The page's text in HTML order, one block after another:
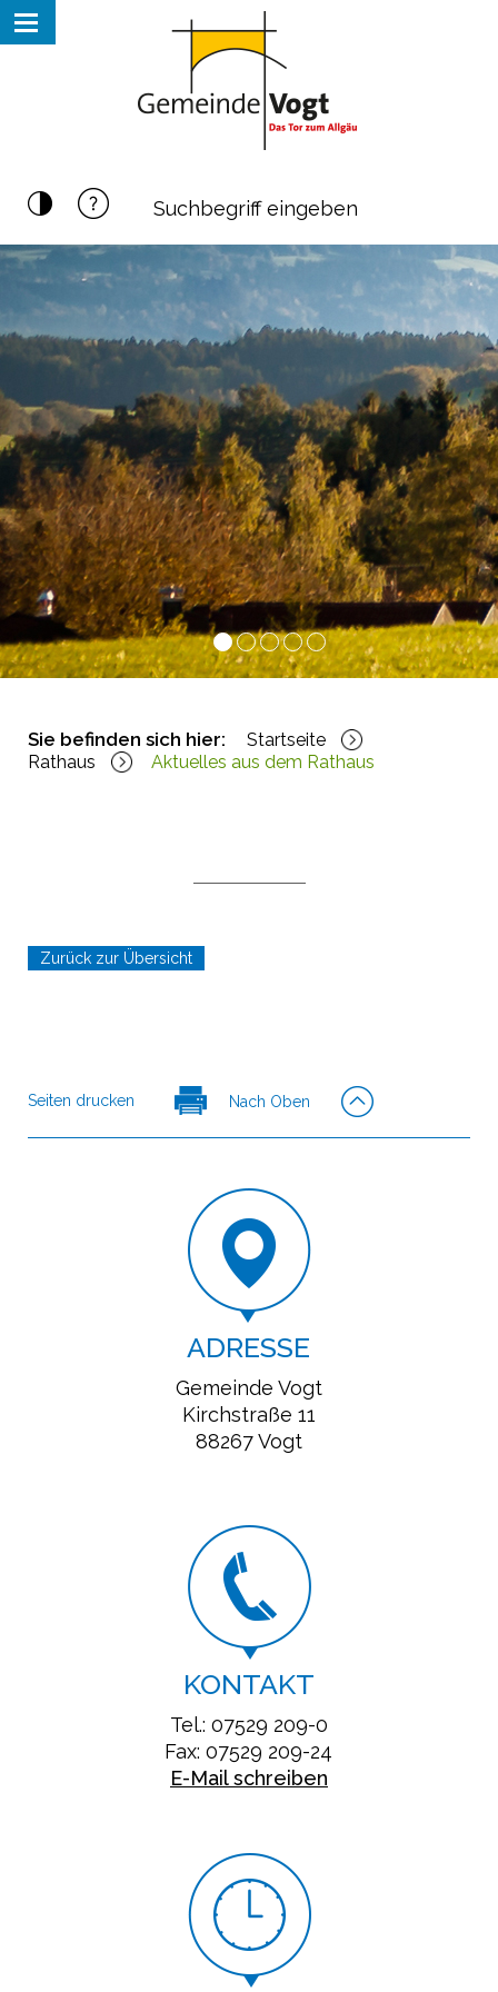
1 2 3 4 5
Sie befinden sich hier:
Startseite
Rathaus
Aktuelles aus dem Rathaus
Zurück zur Übersicht
Seiten drucken Nach Oben
ADRESSE
Gemeinde Vogt
Kirchstraße 11
88267 Vogt
KONTAKT
Tel.: 07529 209-0
Fax: 07529 209-24
E-Mail schreiben